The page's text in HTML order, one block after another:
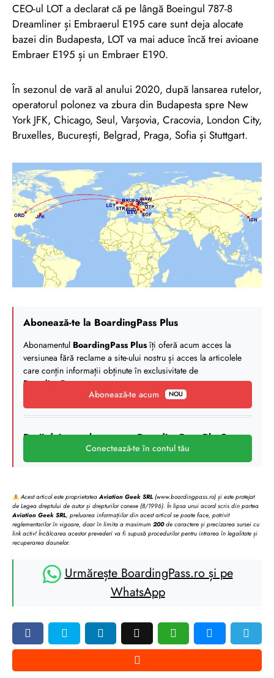
CEO-ul LOT a declarat că pe lângă Boeingul 787-8
Dreamliner și Embraerul E195 care sunt deja alocate
bazei din Budapesta, LOT va mai aduce încă trei avioane
Embraer E195 și un Embraer E190.
În sezonul de vară al anului 2020, după lansarea rutelor,
operatorul polonez va zbura din Budapesta spre New
York JFK, Chicago, Seul, Varșovia, Cracovia, London City,
Bruxelles, București, Belgrad, Praga, Sofia și Stuttgart.
Abonează-te la BoardingPass Plus
Abonamentul BoardingPass Plusîți oferă acum acces la
versiunea fără reclame a site-ului nostru și acces la articolele
care conțin informații obținute în exclusivitate de
BoardingPass.
Abonează-te acum
NOU
Deții deja un abonament BoardingPass Plus?
Conectează-te în contul tău
Acest articol este proprietateaAviation Geek SRL (www.boardingpass.ro) și este protejat
de Legea dreptului de autor și drepturilor conexe (8/1996). În lipsa unui acord scris din partea
Aviation Geek SRL, preluarea informațiilor din acest articol se poate face, potrivit
reglementarilor în vigoare, doar în limita a maximum 200de caractere și precizarea sursei cu
link activ! Încălcarea acestor prevederi va fi supusă procedurilor pentru intrarea în legalitate și
recuperarea daunelor.
Urmărește BoardingPass.ro și pe
WhatsApp